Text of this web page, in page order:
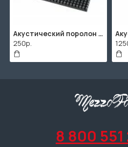
Акустический поролон "Пирамида" / 480x480х30мм / Темно-серый
250р.
8 800